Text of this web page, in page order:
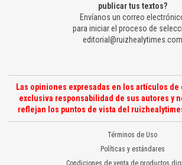
publicar tus textos?
Envíanos un correo
para iniciar el proceso de
editorial@ruizhealytimes.com
Las opiniones expresadas en los artículos de
exclusiva responsabilidad de sus autores y
reflejan los puntos de vista del
Términos de Uso
Políticas y estándares
Condiciones de venta de productos